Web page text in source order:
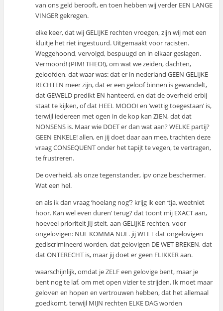
van ons geld berooft, en toen hebben wij verder EEN LANGE
VINGER gekregen.
elke keer, dat wij GELIJKE rechten vroegen, zijn wij met een
kluitje het riet ingestuurd. Uitgemaakt voor racisten.
Weggehoond, vervolgd, bespuugd en in elkaar geslagen.
Vermoord! (PIM! THEO!), om wat we zeiden, dachten,
geloofden, dat waar was: dat er in nederland GEEN GELIJKE
RECHTEN meer zijn, dat er een geloof binnen is gewandelt,
dat GEWELD predikt EN hanteerd, en dat de overheid erbij
staat te kijken, of dat HEEL MOOOI en ‘wettig toegestaan’ is,
terwijl iedereen met ogen in de kop kan ZIEN, dat dat
NONSENS is. Maar wie DOET er dan wat aan? WELKE partij?
GEEN ENKELE! allen, en jij doet daar aan mee, trachten deze
vraag CONSEQUENT onder het tapijt te vegen, te vertragen,
te frustreren.
De overheid, als onze tegenstander, ipv onze beschermer.
Wat een hel.
en als ik dan vraag ‘hoelang nog’? krijg ik een ‘tja, weetniet
hoor. Kan wel even duren’ terug? dat toont mij EXACT aan,
hoeveel prioriteit JIJ stelt, aan GELIJKE rechten, voor
ongelovigen: NUL KOMMA NUL. jij WEET dat ongelovigen
gediscrimineerd worden, dat gelovigen DE WET BREKEN, dat
dat ONTERECHT is, maar jij doet er geen FLIKKER aan.
waarschijnlijk, omdat je ZELF een gelovige bent, maar je
bent nog te laf, om met open vizier te strijden. Ik moet maar
geloven en hopen en vertrouwen hebben, dat het allemaal
goedkomt, terwijl MIJN rechten ELKE DAG worden